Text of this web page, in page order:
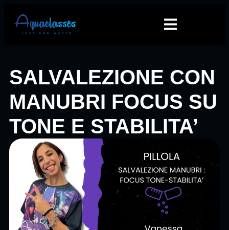
SALVALEZIONE CON
MANUBRI FOCUS SU
TONE E STABILITA’